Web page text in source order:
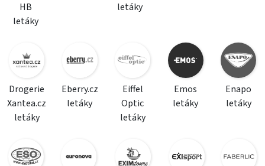
HB
letáky
letáky
Drogerie
Xantea.cz
letáky
Eberry.cz
letáky
Eiffel
Optic
letáky
Emos
letáky
Enapo
letáky